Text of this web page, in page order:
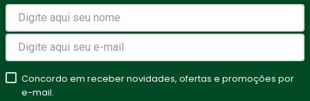
Avalie o produto de 1 a 5
estrelas
★★★★★
Concordo em receber novidades, ofertas e promoções por
e-mail.